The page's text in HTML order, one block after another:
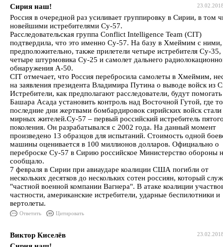
Сирия наш!
Россия в очередной раз усиливает группировку в Сирии, в том
новейшими истребителями Су-57.
Расследовательская группа Conflict Intelligence Team (CIT)
подтвердила, что это именно Су-57. На базу в Хмеймим с ними,
предположительно, также прилетели четыре истребителя Су-
четыре штурмовика Су-25 и самолет дальнего
обнаружения А-50.
CIT отмечает, что Россия перебросила самолеты в Хмеймим,
на заявления президента Владимира Путина о выводе войск из
Истребители, как предполагают расследователи, будут
Башара Асада установить контроль над Восточной Гутой, где
последние дни жертвами бомбардировок сирийских войск стали
мирных жителей.Су-57 – первый российский истребитель
поколения. Он разрабатывался с 2002 года. На данный момент
произведено 13 образцов для испытаний. Стоимость одной
машины оценивается в 100 миллионов долларов. Официально о
переброске Су-57 в Сирию российское Министерство обороны
сообщало.
7 февраля в Сирии при авиаударе коалиции США погибли от
нескольких десятков до нескольких сотен россиян, который
"частной военной компании Вагнера". В атаке коалиции
частности, американские истребители, ударные беспилотники и
вертолеты.
Ответить Цитировать
Виктор Киселёв